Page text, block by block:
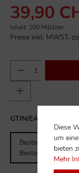
39,90
Inhalt: 100 Milliliter
Preise inkl. MWST.
GTIN/EAN:
Bestellen Sie für
Bestellung
Diese
um
bieten
Mehr